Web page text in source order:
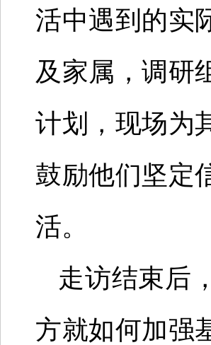
活中遇到的实
及家属，调研
计划，现场为
鼓励他们坚定
活。
走访结束后
方就如何加强